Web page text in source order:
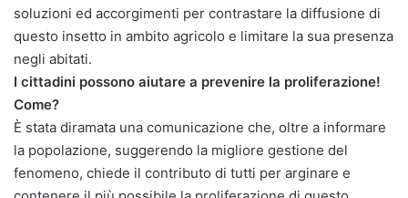
soluzioni ed accorgimenti per contrastare la diffusione di
questo insetto in ambito agricolo e limitare la sua presenza
negli abitati.
I cittadini possono aiutare a prevenire la proliferazione!
Come?
È stata diramata una comunicazione che, oltre a informare
la popolazione, suggerendo la migliore gestione del
fenomeno, chiede il contributo di tutti per arginare e